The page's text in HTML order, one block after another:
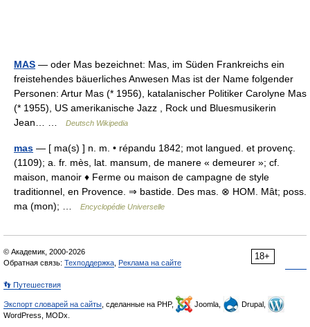
MAS — oder Mas bezeichnet: Mas, im Süden Frankreichs ein
freistehendes bäuerliches Anwesen Mas ist der Name folgender
Personen: Artur Mas (* 1956), katalanischer Politiker Carolyne Mas
(* 1955), US amerikanische Jazz , Rock und Bluesmusikerin
Jean… …
Deutsch Wikipedia
mas — [ ma(s) ] n. m. • répandu 1842; mot langued. et provenç.
(1109); a. fr. mès, lat. mansum, de manere « demeurer »; cf.
maison, manoir ♦ Ferme ou maison de campagne de style
traditionnel, en Provence. ⇒ bastide. Des mas. ⊗ HOM. Mât; poss.
ma (mon); …
Encyclopédie Universelle
18+
© Академик, 2000-2026
Обратная связь: Техподдержка Реклама на сайте
👣 Путешествия
Экспорт словарей на сайты , сделанные на PHP, Joomla,
Drupal,
WordPress, MODx.